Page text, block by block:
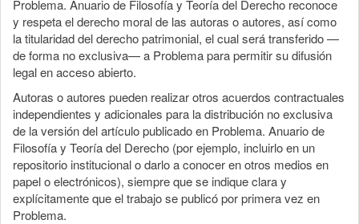
Problema. Anuario de Filosofía y Teoría del Derecho reconoce
y respeta el derecho moral de las autoras o autores, así como
la titularidad del derecho patrimonial, el cual será transferido —
de forma no exclusiva— a Problema para permitir su difusión
legal en acceso abierto.
Autoras o autores pueden realizar otros acuerdos contractuales
independientes y adicionales para la distribución no exclusiva
de la versión del artículo publicado en Problema. Anuario de
Filosofía y Teoría del Derecho (por ejemplo, incluirlo en un
repositorio institucional o darlo a conocer en otros medios en
papel o electrónicos), siempre que se indique clara y
explícitamente que el trabajo se publicó por primera vez en
Problema.